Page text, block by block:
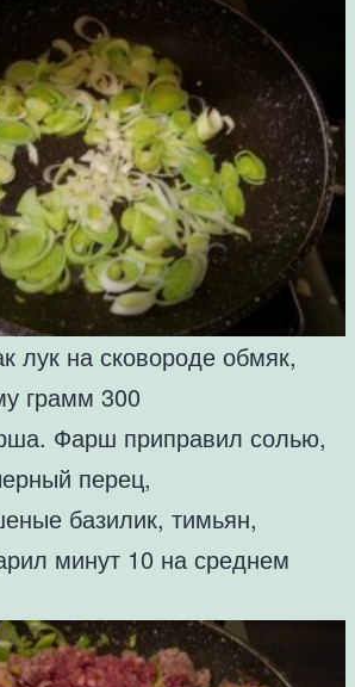
лук на сковороде обмяк,
грамм 300
Фарш приправил солью,
перец,
базилик, тимьян,
минут 10 на среднем